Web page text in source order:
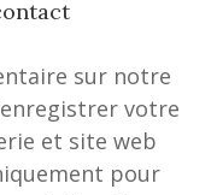
sur notre
votre
et site web
pour